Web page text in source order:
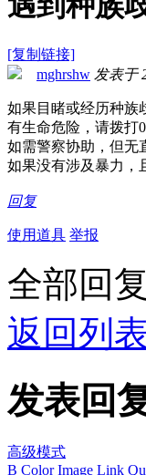
[复制链接]
mghrshw 发表于
如果目睹或经历种族
有生命危险，请拨打
如需警察协助，但无
如果没有涉及暴力，
回复
使用道具 举报
全部回复
返回列
发表回
高级模式
B Color Image Link